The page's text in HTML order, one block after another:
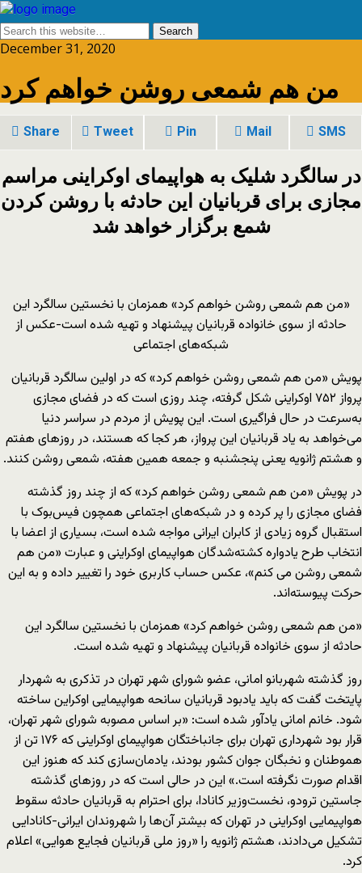
December 31, 2020
من هم شمعی روشن خواهم کرد
Share Tweet Pin Mail SMS
در سالگرد شلیک به هواپیمای اوکراینی مراسم
مجازی برای قربانیان این حادثه با روشن کردن
شمع برگزار خواهد شد
«من هم شمعی روشن خواهم کرد» همزمان با نخستین سالگرد این
حادثه از سوی خانواده قربانیان پیشنهاد و تهیه شده است-عکس از
شبکه‌های اجتماعی
پویش «من هم شمعی روشن خواهم کرد» که در اولین سالگرد قربانیان
پرواز ۷۵۲ اوکراینی شکل گرفته، چند روزی است که در فضای مجازی
به‌سرعت در حال فراگیری است. این پویش از مردم در سراسر دنیا
می‌خواهد به یاد قربانیان این پرواز، هر کجا که هستند، در روزهای هفتم
و هشتم ژانویه یعنی پنجشنبه و جمعه همین هفته، شمعی روشن کنند.
در پویش «من هم شمعی روشن خواهم کرد» که از چند روز گذشته
فضای مجازی را پر کرده و در شبکه‌های اجتماعی همچون فیس‌بوک با
استقبال گروه زیادی از کابران ایرانی مواجه شده است، بسیاری از اعضا با
انتخاب طرح یادواره کشته‌شدگان هواپیمای اوکراینی و عبارت «من هم
شمعی روشن می کنم»، عکس حساب کاربری خود را تغییر داده و به این
حرکت پیوسته‌اند.
«من هم شمعی روشن خواهم کرد» همزمان با نخستین سالگرد این
حادثه از سوی خانواده قربانیان پیشنهاد و تهیه شده است.
روز گذشته شهربانو امانی، عضو شورای شهر تهران در تذکری به شهردار
پایتخت گفت که باید یادبود قربانیان سانحه هواپیمایی اوکراین ساخته
شود. خانم امانی یادآور شده است: «بر اساس مصوبه شورای شهر تهران،
قرار بود شهرداری تهران برای جانباختگان هواپیمای اوکراینی که ۱۷۶ تن از
هموطنان و نخبگان جوان کشور بودند، یادمان‌سازی کند که هنوز این
اقدام صورت نگرفته است.» این در حالی است که در روزهای گذشته
جاستین ترودو، نخست‌وزیر کانادا، برای احترام به قربانیان حادثه سقوط
هواپیمایی اوکراینی در تهران که بیشتر آن‌ها را شهروندان ایرانی-کانادایی
تشکیل می‌دادند، هشتم ژانویه را «روز ملی قربانیان فجایع هوایی» اعلام
کرد.